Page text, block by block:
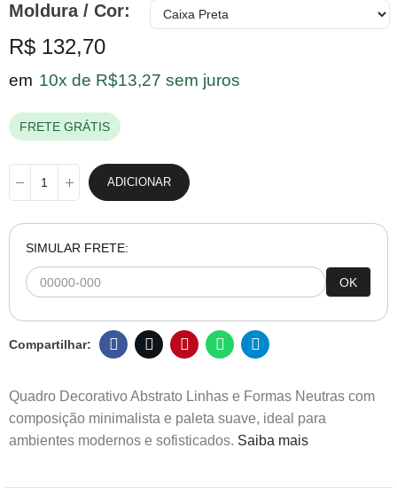
Moldura / Cor
R$ 132,70
em 10x de R$13,27 sem juros
FRETE GRÁTIS
ADICIONAR
SIMULAR FRETE:
OK
Quadro Decorativo Abstrato Linhas e Formas Neutras com
composição minimalista e paleta suave, ideal para
ambientes modernos e sofisticados. Saiba mais